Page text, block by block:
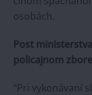
osobách.
Post
policajnom
“Pri vykonávaní